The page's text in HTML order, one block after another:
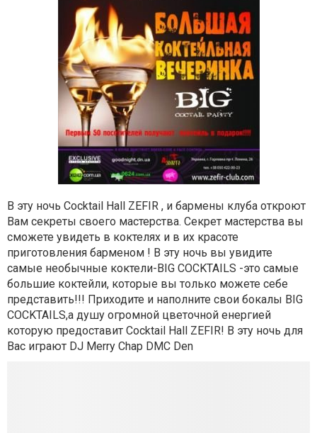
В эту ночь Cocktail Hall ZEFIR , и бармены клуба откроют
Вам секреты своего мастерства. Секрет мастерства вы
сможете увидеть в коктелях и в их красоте
приготовления барменом ! В эту ночь вы увидите
самые необычные коктели-BIG COCKTAILS -это самые
большие коктейли, которые вы только можете себе
представить!!! Приходите и наполните свои бокалы BIG
COCKTAILS,а душу огромной цветочной енергией
которую предоставит Cocktail Hall ZEFIR! В эту ночь для
Вас играют DJ Merry Chap DMC Den